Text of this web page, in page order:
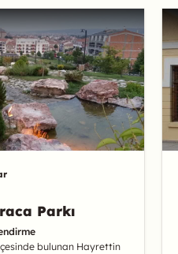
Parkı
bulunan Hayrettin